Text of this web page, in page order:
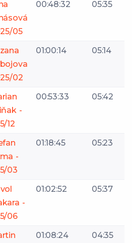
05
00:48:32 05:35
02
01:00:14 05:14
-
12
00:53:33 05:42
-
03
01:18:45 05:23
-
06
01:02:52 05:37
01:08:24 04:35